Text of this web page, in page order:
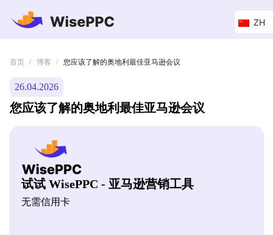
ZH
首页 / 博客 / 您应该了解的奥地利最佳亚马逊会议
26.04.2026
您应该了解的奥地利最佳亚马逊会议
试试 WisePPC - 亚马逊营销工具
无需信用卡